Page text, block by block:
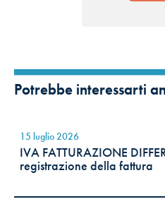
Potrebbe interessarti
15 luglio 2026
IVA FATTURAZIONE
registrazione della fattura